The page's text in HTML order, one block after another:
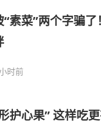
“素菜”两个字骗
时前
护心果” 这样吃